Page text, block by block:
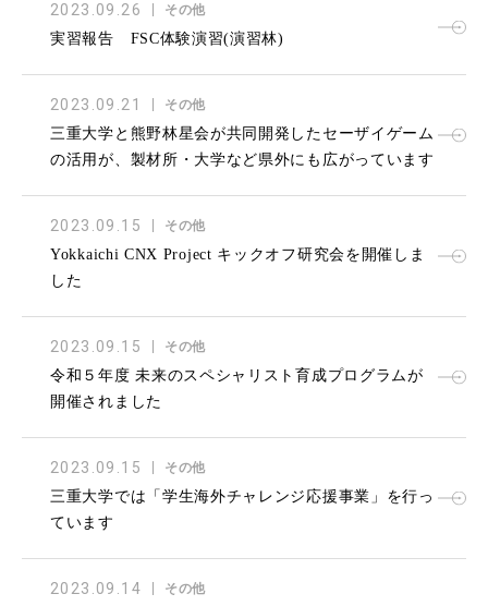
2023.09.26 その他
実習報告 FSC体験演習(演習林)
2023.09.21 その他
三重大学と熊野林星会が共同開発したセーザイゲーム
の活用が、製材所・大学など県外にも広がっています
2023.09.15 その他
Yokkaichi CNX Project キックオフ研究会を開催しま
した
2023.09.15 その他
令和５年度 未来のスペシャリスト育成プログラムが
開催されました
2023.09.15 その他
三重大学では「学生海外チャレンジ応援事業」を行っ
ています
2023.09.14 その他